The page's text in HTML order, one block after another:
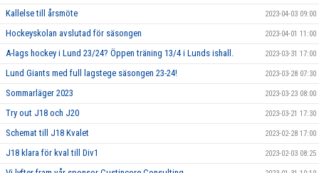
Kallelse till årsmöte 2023-04-03 09:00
Hockeyskolan avslutad för säsongen 2023-04-01 11:00
A-lags hockey i Lund 23/24? Öppen träning 13/4 i Lunds ishall. 2023-03-31 17:00
Lund Giants med full lagstege säsongen 23-24! 2023-03-28 07:30
Sommarläger 2023 2023-03-23 08:00
Try out J18 och J20 2023-03-21 17:30
Schemat till J18 Kvalet 2023-02-28 17:00
J18 klara för kval till Div1 2023-02-03 08:25